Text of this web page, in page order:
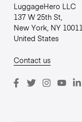
LuggageHero LLC
137 W 25th St,
New York, NY 10011
United States
Contact us